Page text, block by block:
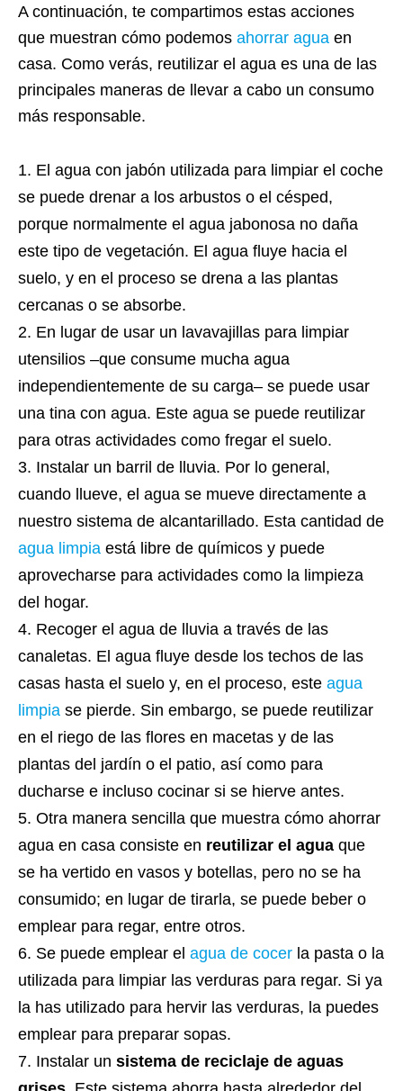
A continuación, te compartimos estas acciones
que muestran cómo podemos ahorrar agua en
casa. Como verás, reutilizar el agua es una de las
principales maneras de llevar a cabo un consumo
más responsable.
El agua con jabón utilizada para limpiar el coche
se puede drenar a los arbustos o el césped,
porque normalmente el agua jabonosa no daña
este tipo de vegetación. El agua fluye hacia el
suelo, y en el proceso se drena a las plantas
cercanas o se absorbe.
En lugar de usar un lavavajillas para limpiar
utensilios –que consume mucha agua
independientemente de su carga– se puede usar
una tina con agua. Este agua se puede reutilizar
para otras actividades como fregar el suelo.
Instalar un barril de lluvia. Por lo general,
cuando llueve, el agua se mueve directamente a
nuestro sistema de alcantarillado. Esta cantidad de
agua limpia está libre de químicos y puede
aprovecharse para actividades como la limpieza
del hogar.
Recoger el agua de lluvia a través de las
canaletas. El agua fluye desde los techos de las
casas hasta el suelo y, en el proceso, este agua
limpia se pierde. Sin embargo, se puede reutilizar
en el riego de las flores en macetas y de las
plantas del jardín o el patio, así como para
ducharse e incluso cocinar si se hierve antes.
Otra manera sencilla que muestra cómo ahorrar
agua en casa consiste en reutilizar el agua que
se ha vertido en vasos y botellas, pero no se ha
consumido; en lugar de tirarla, se puede beber o
emplear para regar, entre otros.
Se puede emplear el agua de cocer la pasta o la
utilizada para limpiar las verduras para regar. Si ya
la has utilizado para hervir las verduras, la puedes
emplear para preparar sopas.
Instalar un sistema de reciclaje de aguas